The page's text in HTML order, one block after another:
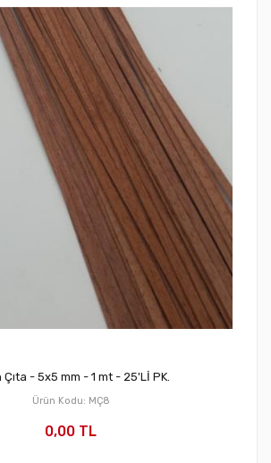
Çıta - 5x5 mm - 1 mt - 25'Lİ PK.
Ürün Kodu: MÇ8
0,00 TL